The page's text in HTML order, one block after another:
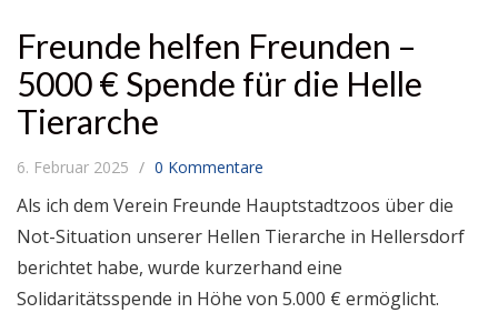
Freunde helfen Freunden –
5000 € Spende für die Helle
Tierarche
6. Februar 2025 0 Kommentare
Als ich dem Verein Freunde Hauptstadtzoos über die
Not-Situation unserer Hellen Tierarche in Hellersdorf
berichtet habe, wurde kurzerhand eine
Solidaritätsspende in Höhe von 5.000 € ermöglicht.